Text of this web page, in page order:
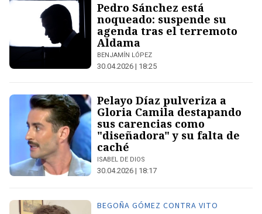
Pedro Sánchez está
noqueado: suspende su
agenda tras el terremoto
Aldama
BENJAMÍN LÓPEZ
30.04.2026 | 18:25
Pelayo Díaz pulveriza a
Gloria Camila destapando
sus carencias como
"diseñadora" y su falta de
caché
ISABEL DE DIOS
30.04.2026 | 18:17
BEGOÑA GÓMEZ CONTRA VITO